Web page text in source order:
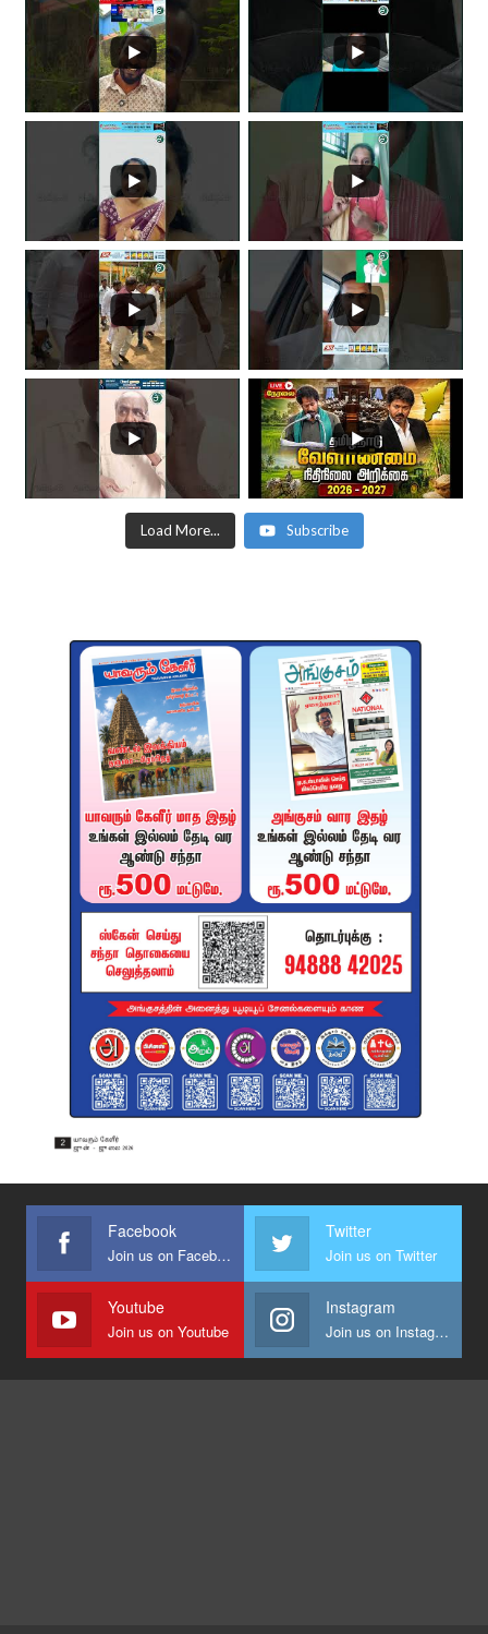
Load More... Subscribe
Facebook
Join us on Facebook
Twitter
Join us on Twitter
Youtube
Join us on Youtube
Instagram
Join us on Instagram